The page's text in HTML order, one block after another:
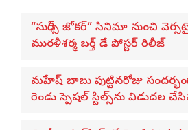
“సుధీర్స్ జోకర్” సినిమా నుంచి
మురళీశర్మ బర్త్ డే పోస్టర్ రిలీజ్
మహేష్ బాబు పుట్టినరోజు
రెండు స్పెషల్ స్టిల్స్‌ను విడుదల